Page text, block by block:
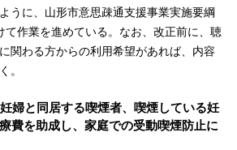
うに、山形市意思疎通支援事業実施要綱
て作業を進めている。なお、改正前に、聴
関わる方からの利用希望があれば、内容
。
婦と同居する喫煙者、喫煙している妊
費を助成し、家庭での受動喫煙防止に